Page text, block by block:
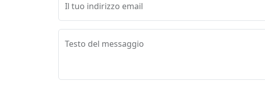
Il tuo indirizzo email
Testo del messaggio